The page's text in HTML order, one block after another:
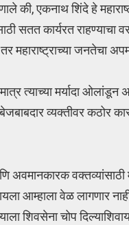
की, एकनाथ शिंदे हे
सतत कार्यरत
महाराष्ट्राच्या जनतेचा
त्याच्या मर्यादा
बेजबाबदार व्यक्तीवर कठोर
वक्तव्यांसाठी
आम्हाला वेळ लागणार
शिवसेना चोप